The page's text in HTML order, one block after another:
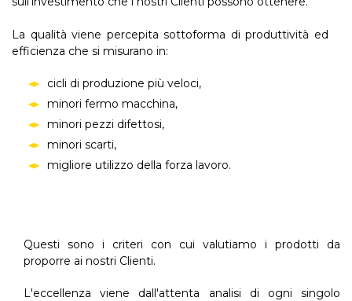
La qualità viene percepita sottoforma di produttività ed
efficienza che si misurano in:
cicli di produzione più veloci,
minori fermo macchina,
minori pezzi difettosi,
minori scarti,
migliore utilizzo della forza lavoro.
Questi sono i criteri con cui valutiamo i prodotti da
proporre ai nostri Clienti.
L'eccellenza viene dall'attenta analisi di ogni singolo